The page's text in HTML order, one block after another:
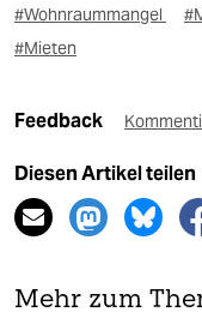
#Wohnraummangel
#Mieten
Feedback
Diesen Artikel teilen
Mehr zum